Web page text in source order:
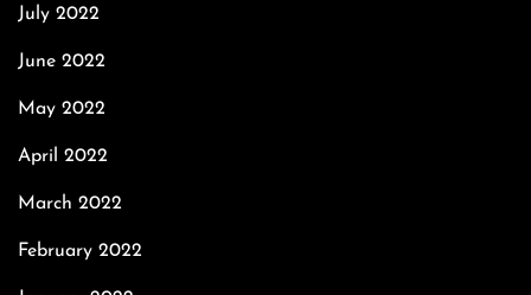
July 2022
June 2022
May 2022
April 2022
March 2022
February 2022